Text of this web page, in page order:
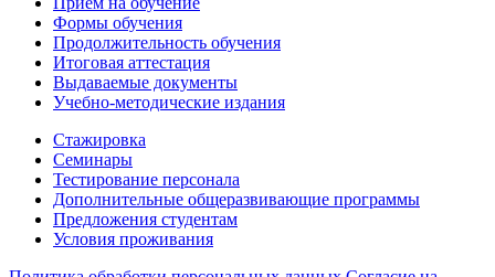
Формы обучения
Продолжительность обучения
Итоговая аттестация
Выдаваемые документы
Учебно-методические издания
Стажировка
Семинары
Тестирование персонала
Дополнительные общеразвивающие программы
Предложения студентам
Условия проживания